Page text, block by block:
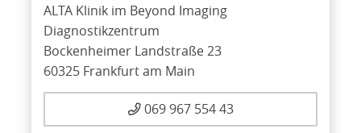
ALTA Klinik im Beyond Imaging
Diagnostikzentrum
Bockenheimer Landstraße 23
60325 Frankfurt am Main
069 967 554 43